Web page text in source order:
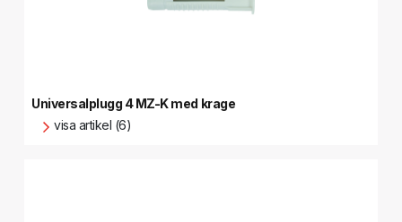
Universalplugg 4 MZ-K med krage
visa artikel (6)